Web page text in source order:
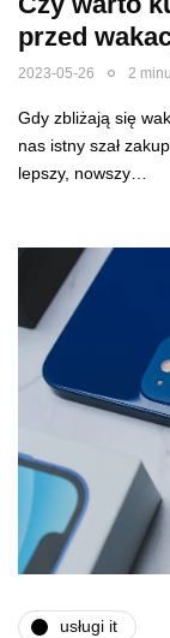
przed
2023-05-26 2
Gdy zbliżają się
nas istny szał
lepszy, nowszy…
usługi it